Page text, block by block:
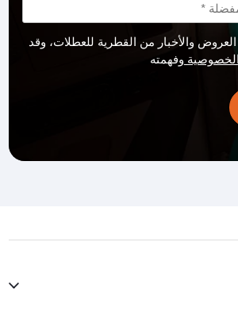
والأخبار من القطرية للعطلات، وقد
وفهمته